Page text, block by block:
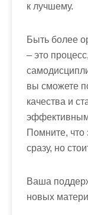
к лучшему.
Быть более
– это
вы сможете
качества и
эффективным
Помните, что
сразу, но
Ваша
новых